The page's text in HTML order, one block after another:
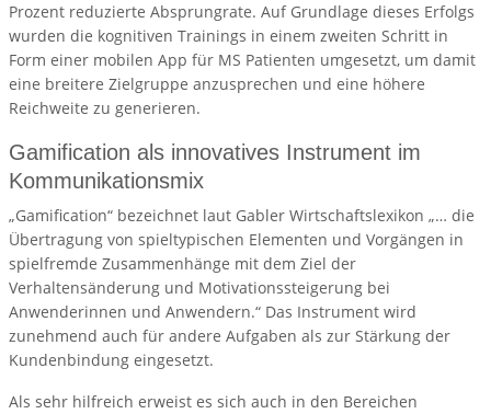
Prozent reduzierte Absprungrate. Auf Grundlage dieses Erfolgs
wurden die kognitiven Trainings in einem zweiten Schritt in
Form einer mobilen App für MS Patienten umgesetzt, um damit
eine breitere Zielgruppe anzusprechen und eine höhere
Reichweite zu generieren.
Gamification als innovatives Instrument im
Kommunikationsmix
„Gamification“ bezeichnet laut Gabler Wirtschaftslexikon „… die
Übertragung von spieltypischen Elementen und Vorgängen in
spielfremde Zusammenhänge mit dem Ziel der
Verhaltensänderung und Motivationssteigerung bei
Anwenderinnen und Anwendern.“ Das Instrument wird
zunehmend auch für andere Aufgaben als zur Stärkung der
Kundenbindung eingesetzt.
Als sehr hilfreich erweist es sich auch in den Bereichen